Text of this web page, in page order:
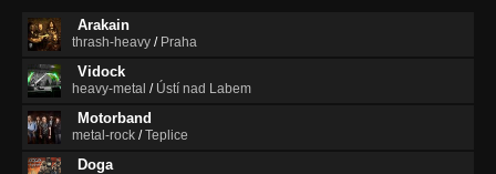
Arakain
thrash-heavy / Praha
Vidock
heavy-metal / Ústí nad Labem
Motorband
metal-rock /Teplice
Doga